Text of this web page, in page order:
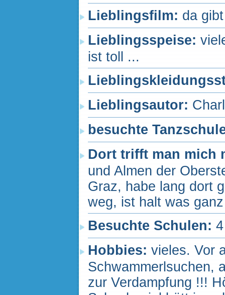
Lieblingsfilm: da
Lieblingsspeise:
ist toll ...
Lieblingsautor:
besuchte
Dort trifft man mich
und Almen der
Graz, habe lang dort
weg, ist halt was
Besuchte Schulen: 4
Hobbies: vieles. Vor
Schwammerlsuchen,
zur Verdampfung !!!